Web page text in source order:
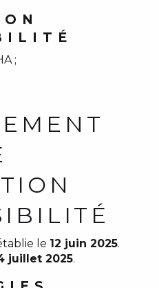
;
le 12 juin 2025.
juillet 2025.